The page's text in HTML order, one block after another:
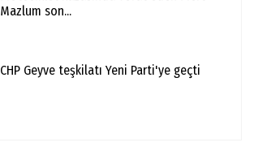
Mazlum son...
CHP Geyve teşkilatı Yeni Parti'ye geçti